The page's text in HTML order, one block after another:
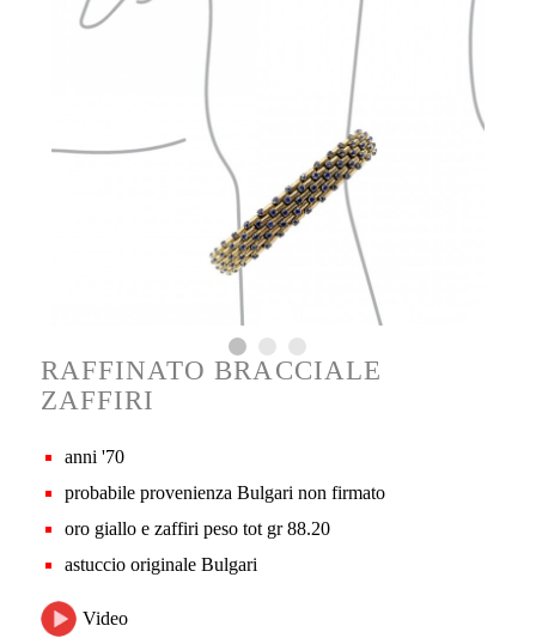
RAFFINATO BRACCIALE
ZAFFIRI
anni '70
probabile provenienza Bulgari non firmato
oro giallo e zaffiri peso tot gr 88.20
astuccio originale Bulgari
Video